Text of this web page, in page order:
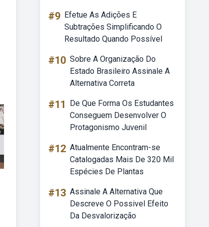
#9 Efetue As Adições E
Subtrações Simplificando O
Resultado Quando Possível
#10 Sobre A Organização Do
Estado Brasileiro Assinale A
Alternativa Correta
#11
De Que Forma Os Estudantes
Conseguem Desenvolver O
Protagonismo Juvenil
#12 Atualmente Encontram-se
Catalogadas Mais De 320 Mil
Espécies De Plantas
#13 Assinale A Alternativa Que
Descreve O Possivel Efeito
Da Desvalorização